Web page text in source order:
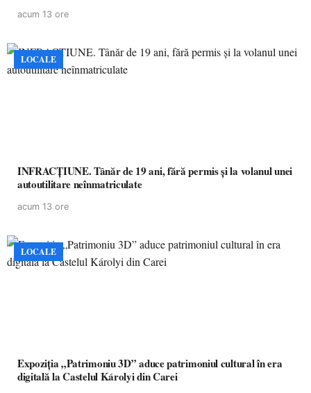
acum 13 ore
LOCALE
INFRACȚIUNE. Tânăr de 19 ani, fără permis și la volanul unei
autoutilitare neînmatriculate
acum 13 ore
LOCALE
Expoziția „Patrimoniu 3D” aduce patrimoniul cultural în era
digitală la Castelul Károlyi din Carei